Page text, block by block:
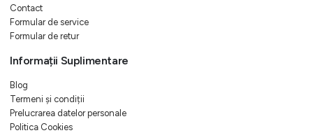
Contact
Formular de service
Formular de retur
Informații Suplimentare
Blog
Termeni și condiții
Prelucrarea datelor personale
Politica Cookies